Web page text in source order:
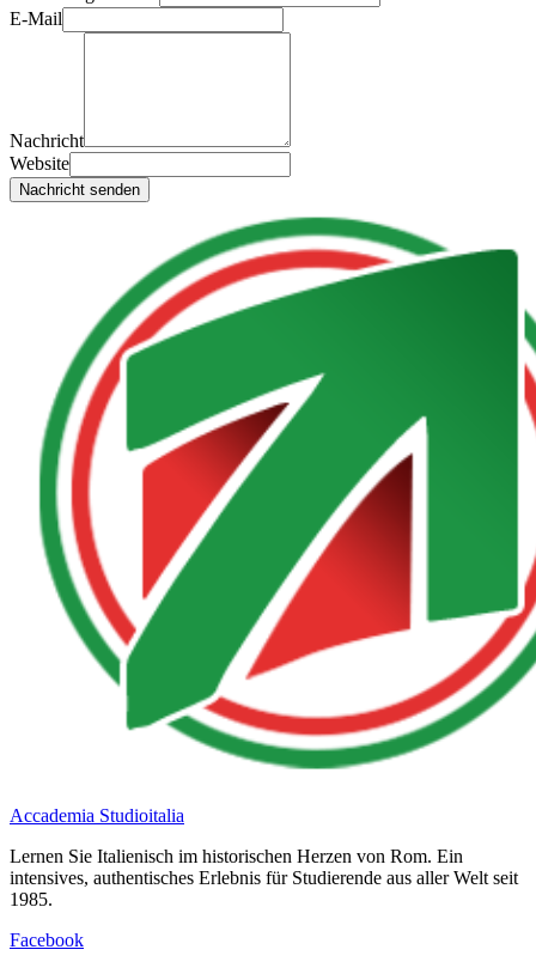
E-Mail
Nachricht
Website
Nachricht senden
Accademia Studioitalia
Lernen Sie Italienisch im historischen Herzen von Rom. Ein
intensives, authentisches Erlebnis für Studierende aus aller Welt seit
1985.
Facebook